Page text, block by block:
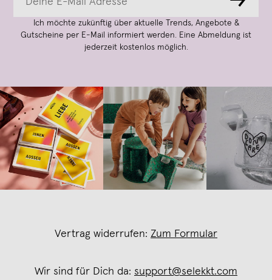
Ich möchte zukünftig über aktuelle Trends, Angebote &
Gutscheine per E-Mail informiert werden. Eine Abmeldung ist
jederzeit kostenlos möglich.
Vertrag widerrufen: Zum Formular
Wir sind für Dich da: support@selekkt.com